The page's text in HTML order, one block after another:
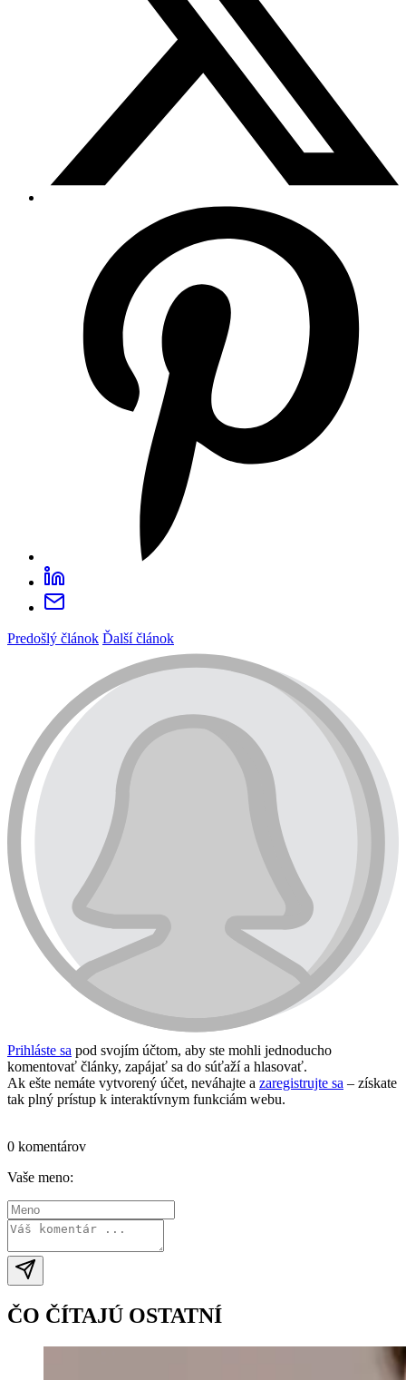
Predošlý článok Ďalší článok
Prihláste sa pod svojím účtom, aby ste mohli jednoducho
komentovať články, zapájať sa do súťaží a hlasovať.
Ak ešte nemáte vytvorený účet, neváhajte a zaregistrujte sa – získate
tak plný prístup k interaktívnym funkciám webu.
0 komentárov
Vaše meno:
ČO ČÍTAJÚ OSTATNÍ